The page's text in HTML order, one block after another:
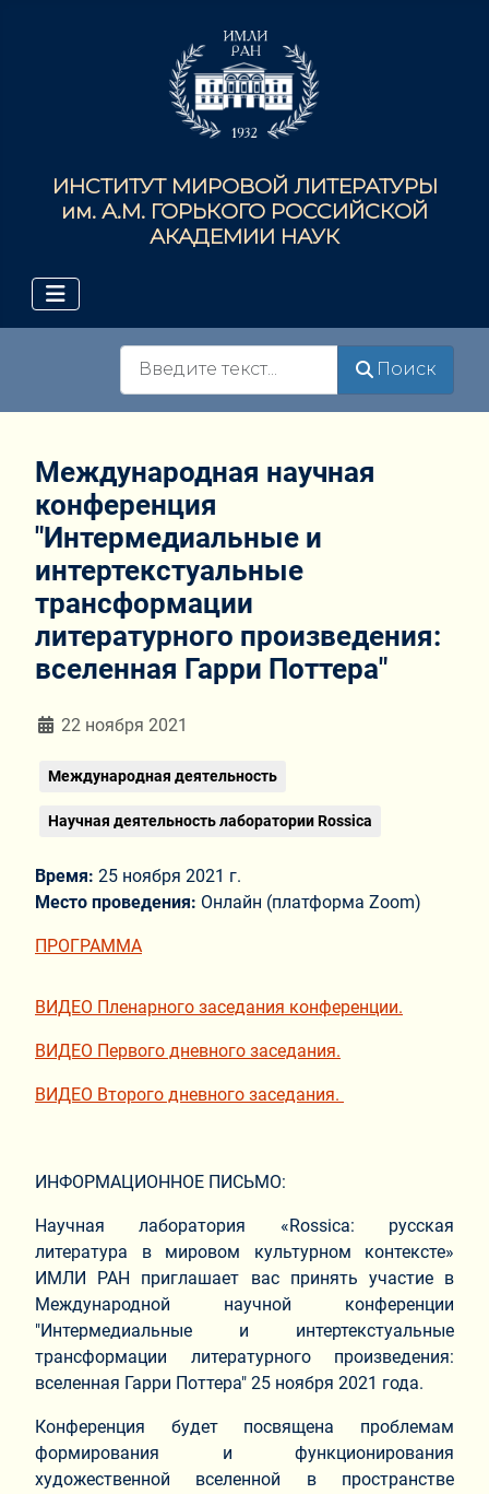
ИНСТИТУТ МИРОВОЙ ЛИТЕРАТУРЫ
им. А.М. ГОРЬКОГО РОССИЙСКОЙ
АКАДЕМИИ НАУК
Поиск
Международная научная
конференция
"Интермедиальные и
интертекстуальные
трансформации
литературного произведения:
вселенная Гарри Поттера"
Информация о материале
22 ноября 2021
Международная деятельность
Научная деятельность лаборатории Rossica
Время: 25 ноября 2021 г.
Место проведения: Онлайн (платформа Zoom)
ПРОГРАММА
ВИДЕО Пленарного заседания конференции.
ВИДЕО Первого дневного заседания.
ВИДЕО Второго дневного заседания.
ИНФОРМАЦИОННОЕ ПИСЬМО:
Научная лаборатория «Rossica: русская
литература в мировом культурном контексте»
ИМЛИ РАН приглашает вас принять участие в
Международной научной конференции
"Интермедиальные и интертекстуальные
трансформации литературного произведения:
вселенная Гарри Поттера" 25 ноября 2021 года.
Конференция будет посвящена проблемам
формирования и функционирования
художественной вселенной в пространстве